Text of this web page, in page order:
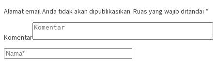
Alamat email Anda tidak akan dipublikasikan. Ruas yang wajib ditandai *
Komentar